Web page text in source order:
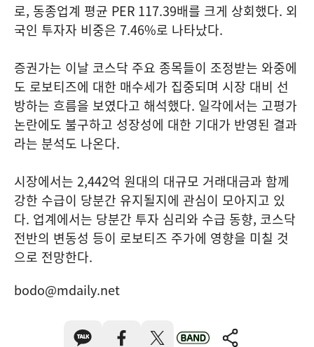
로, 동종업계 평균 PER 117.39배를 크게 상회했다. 외
국인 투자자 비중은 7.46%로 나타났다.
증권가는 이날 코스닥 주요 종목들이 조정받는 와중에
도 로보티즈에 대한 매수세가 집중되며 시장 대비 선
방하는 흐름을 보였다고 해석했다. 일각에서는 고평가
논란에도 불구하고 성장성에 대한 기대가 반영된 결과
라는 분석도 나온다.
시장에서는 2,442억 원대의 대규모 거래대금과 함께
강한 수급이 당분간 유지될지에 관심이 모아지고 있
다. 업계에서는 당분간 투자 심리와 수급 동향, 코스닥
전반의 변동성 등이 로보티즈 주가에 영향을 미칠 것
으로 전망한다.
bodo@mdaily.net